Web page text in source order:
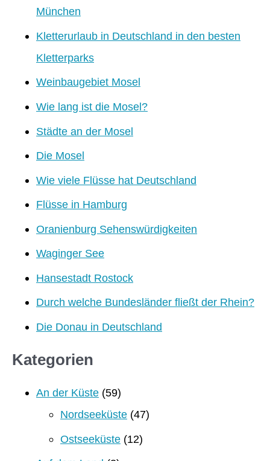
München
Kletterurlaub in Deutschland in den besten
Kletterparks
Weinbaugebiet Mosel
Wie lang ist die Mosel?
Städte an der Mosel
Die Mosel
Wie viele Flüsse hat Deutschland
Flüsse in Hamburg
Oranienburg Sehenswürdigkeiten
Waginger See
Hansestadt Rostock
Durch welche Bundesländer fließt der Rhein?
Die Donau in Deutschland
Kategorien
An der Küste (59)
Nordseeküste (47)
Ostseeküste (12)